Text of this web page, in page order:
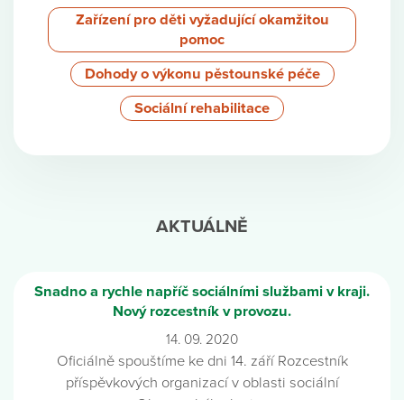
Zařízení pro děti vyžadující okamžitou
pomoc
Dohody o výkonu pěstounské péče
Sociální rehabilitace
AKTUÁLNĚ
Snadno a rychle napříč sociálními službami v kraji.
Nový rozcestník v provozu.
14. 09. 2020
Oficiálně spouštíme ke dni 14. září Rozcestník
příspěvkových organizací v oblasti sociální